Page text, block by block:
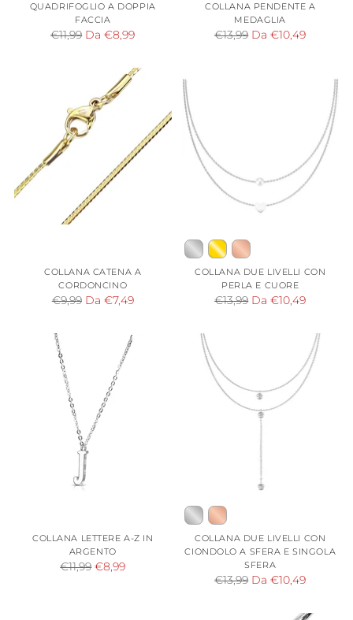
QUADRIFOGLIO A DOPPIA
FACCIA
Prezzo
€11,99 Da €8,99
COLLANA PENDENTE A
MEDAGLIA
Prezzo
€13,99 Da €10,49
COLLANA CATENA A
CORDONCINO
Prezzo
listino
€9,99 Da €7,49
COLLANA DUE LIVELLI CON
PERLA E CUORE
Prezzo
€13,99 Da €10,49
COLLANA LETTERE A-Z IN
ARGENTO
Prezzo
€11,99 €8,99
COLLANA DUE LIVELLI CON
CIONDOLO A SFERA E SINGOLA
SFERA
Prezzo
€13,99 Da €10,49